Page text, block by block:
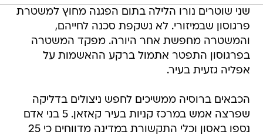
שני שוטרים נורו הלילה בתום הפגנה מחוץ למשטרת
פרגוסון שבמיזורי. לא נשקפת סכנה לחייהם,
והמשטרה מחפשת אחר היורה. מפקד המשטרה
בפרגוסון התפטר אתמול ברקע ההאשמות על
אפליה גזעית בעיר.
הכבאים ברוסיה ממשיכים לחפש ניצולים בדליקה
שפרצה אמש במרכז קניות בעיר קאזאן. 5 בני אדם
נספו באסון וכלי התקשורת במדינה מדווחים כי 25